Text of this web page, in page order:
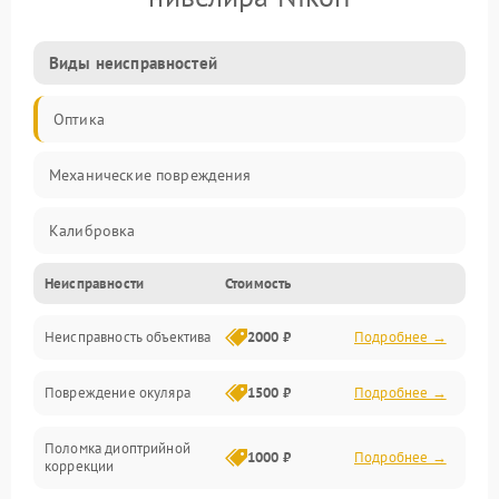
Виды неисправностей
Оптика
Механические повреждения
Калибровка
Механика
Электропитание
Электроника
Аксессуары
Неисправности Стоимость
Неисправность объектива 2000 ₽ Подробнее →
Повреждение окуляра 1500 ₽ Подробнее →
Поломка диоптрийной
коррекции
1000 ₽ Подробнее →